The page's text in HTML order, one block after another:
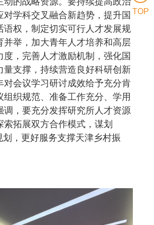
对学科交叉融合新趋势，提升国
语权，制定切实可行人才发展规
并举，加大青年人才培养和高层
度，完善人才激励机制，强化国
量支撑，持续营造良好科研创新
对会议学习研讨成效给予充分肯
组织规范、准备工作充分、学用
调，要充分发挥研究所人才资源
索拓展双方合作模式，谋划
划，更好服务支撑天津乡村振
TOP